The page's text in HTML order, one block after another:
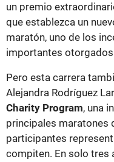
un premio
que establezca un
maratón, uno de los
importantes
Pero esta carrera
Alejandra Rodríguez
Charity Program, una
principales maratones
participantes
compiten. En solo tres